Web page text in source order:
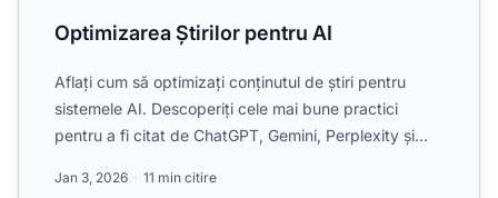
Optimizarea Știrilor pentru AI
Aflați cum să optimizați conținutul de știri pentru
sistemele AI. Descoperiți cele mai bune practici
pentru a fi citat de ChatGPT, Gemini, Perplexity și
Jan 3, 2026 11 min citire